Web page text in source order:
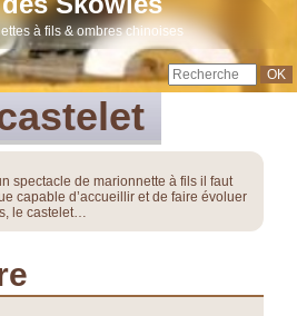
à fils & ombres chinoises
spectacle de marionnette à fils il faut
capable d’accueillir et de faire évoluer
le castelet…